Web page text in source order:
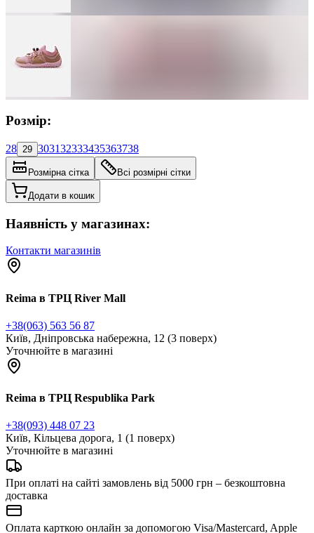
Розмір:
28 29 303132333435363738
Розмірна сітка Всі розмірні сітки
Додати в кошик
Наявність у магазинах:
Контакти магазинів
Reima в ТРЦ River Mall
+38(063) 563 56 87
Київ, Дніпровська набережна, 12 (3 поверх)
Уточнюйте в магазині
Reima в ТРЦ Respublika Park
+38(093) 448 07 23
Київ, Кільцева дорога, 1 (1 поверх)
Уточнюйте в магазині
При оплаті на сайті замовлень від 5000 грн – безкоштовна
доставка
Оплата карткою онлайн за допомогою Visa/Mastercard, Apple